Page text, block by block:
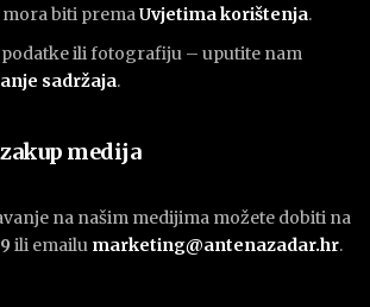
biti premaUvjetima korištenja.
podatke ili fotografiju – uputite nam
sadržaja.
medija
na našim medijima možete dobiti na
ili emailu marketing@antenazadar.hr.